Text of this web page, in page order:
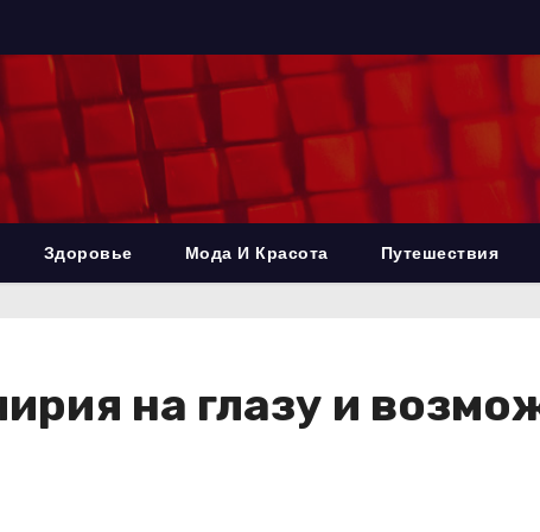
Здоровье Мода И Красота Путешествия
на глазу и